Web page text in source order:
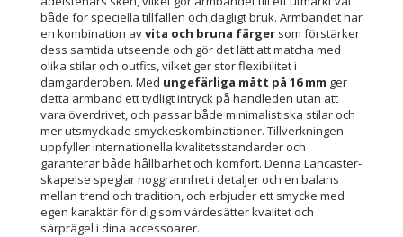
både för speciella tillfällen och dagligt bruk. Armbandet har
en kombination avvita och bruna färger som förstärker
dess samtida utseende och gör det lätt att matcha med
olika stilar och outfits, vilket ger stor flexibilitet i
damgarderoben. Med ungefärliga mått på 16 mm ger
detta armband ett tydligt intryck på handleden utan att
vara överdrivet, och passar både minimalistiska stilar och
mer utsmyckade smyckeskombinationer. Tillverkningen
uppfyller internationella kvalitetsstandarder och
garanterar både hållbarhet och komfort. Denna Lancaster-
skapelse speglar noggrannhet i detaljer och en balans
mellan trend och tradition, och erbjuder ett smycke med
egen karaktär för dig som värdesätter kvalitet och
särprägel i dina accessoarer.